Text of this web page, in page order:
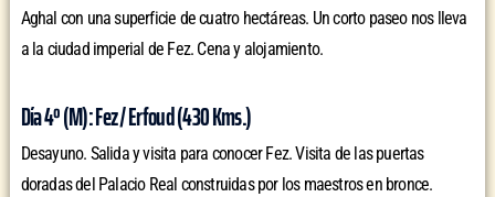
Aghal con una superficie de cuatro hectáreas. Un corto paseo nos lleva
a la ciudad imperial de Fez. Cena y alojamiento.
Día 4º (M): Fez / Erfoud (430 Kms.)
Desayuno. Salida y visita para conocer Fez. Visita de las puertas
doradas del Palacio Real construidas por los maestros en bronce.